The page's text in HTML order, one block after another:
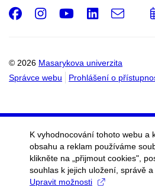
© 2026 Masarykova univerzita
Správce webu
Prohlášení o
Facebook
Instagram
Youtube
e-
K vyhodnocování tohoto webu a
obsahu a reklam používáme
klikněte na „přijmout cookies",
souhlas k jejich uložení, správě a
Upravit možnosti